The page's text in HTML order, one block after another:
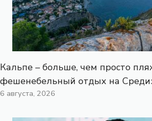
Кальпе – больше, чем просто
фешенебельный отдых на
6 августа, 2026